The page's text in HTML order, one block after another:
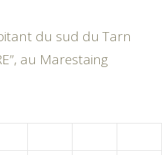
du sud du Tarn
au Marestaing